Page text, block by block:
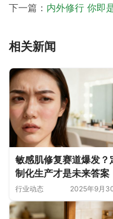
下一篇： 内外修行 你
相关新闻
敏感肌修复赛道爆发？
制化生产才是未来答案
行业动态 2025年9月